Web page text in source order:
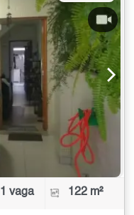
1 vaga 122 m²